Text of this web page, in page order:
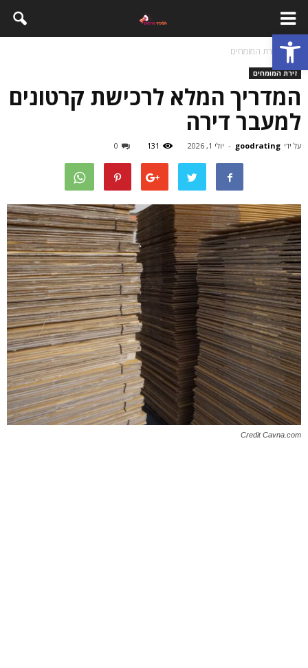
פתח סרגל נגישות
בית זירת המומחים
זירת המומחים
המדריך המלא לרכישת קרטונים
למעבר דירה
על ידי goodrating
- יולי 1, 2026 131
0
Credit Cavna.com